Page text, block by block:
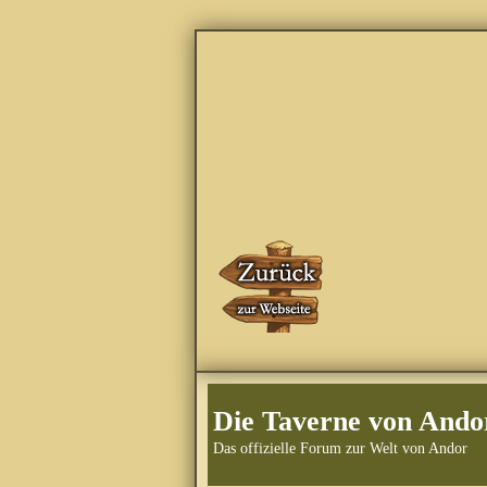
Die Taverne von
Das offizielle Forum zur Welt von Andor